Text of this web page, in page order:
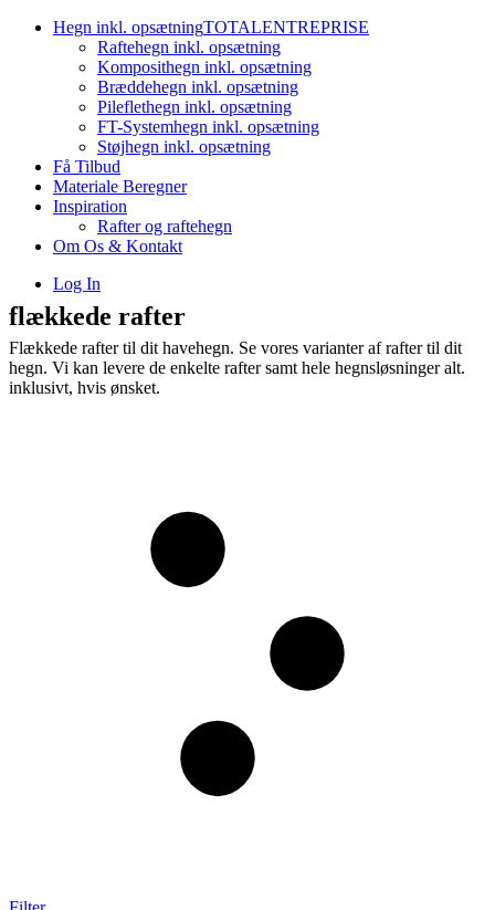
Hegn inkl. opsætningTOTALENTREPRISE
Raftehegn inkl. opsætning
Komposithegn inkl. opsætning
Bræddehegn inkl. opsætning
Pileflethegn inkl. opsætning
FT-Systemhegn inkl. opsætning
Støjhegn inkl. opsætning
Få Tilbud
Materiale Beregner
Inspiration
Rafter og raftehegn
Om Os & Kontakt
Log In
flækkede rafter
Flækkede rafter til dit havehegn. Se vores varianter af rafter til dit
hegn. Vi kan levere de enkelte rafter samt hele hegnsløsninger alt.
inklusivt, hvis ønsket.